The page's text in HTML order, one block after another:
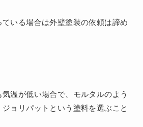
いる場合は外壁塗装の依頼は諦め
温が低い場合で、モルタルのよう
ョリパットという塗料を選ぶこと